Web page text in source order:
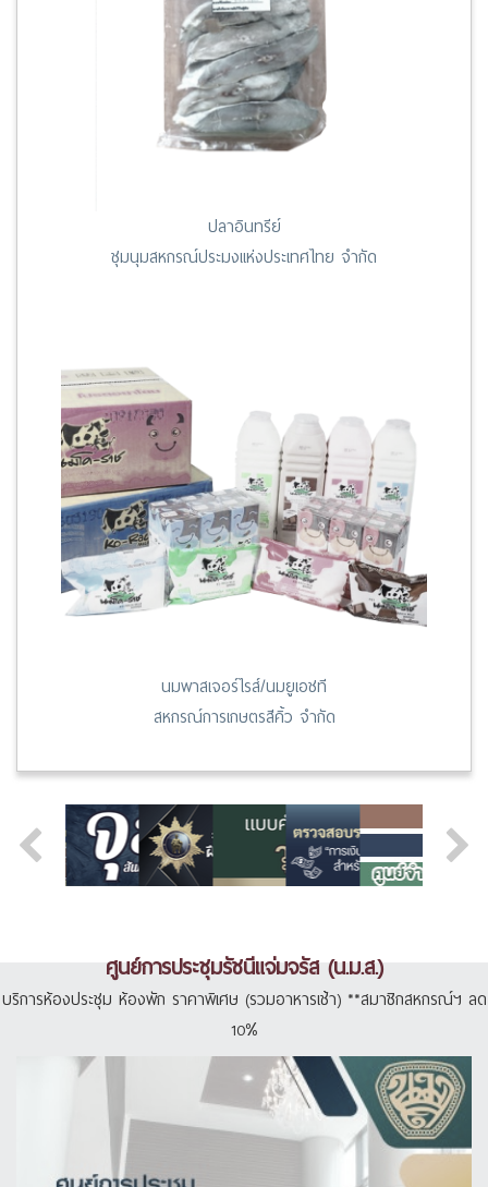
ปลาอินทรีย์
ชุมนุมสหกรณ์ประมงแห่งประเทศไทย จำกัด
นมพาสเจอร์ไรส์/นมยูเอชที
สหกรณ์การเกษตรสีคิ้ว จำกัด
ศูนย์การประชุมรัชนีแจ่มจรัส (น.ม.ส.)
บริการห้องประชุม ห้องพัก ราคาพิเศษ (รวมอาหารเช้า) **สมาชิกสหกรณ์ฯ ลด
10%